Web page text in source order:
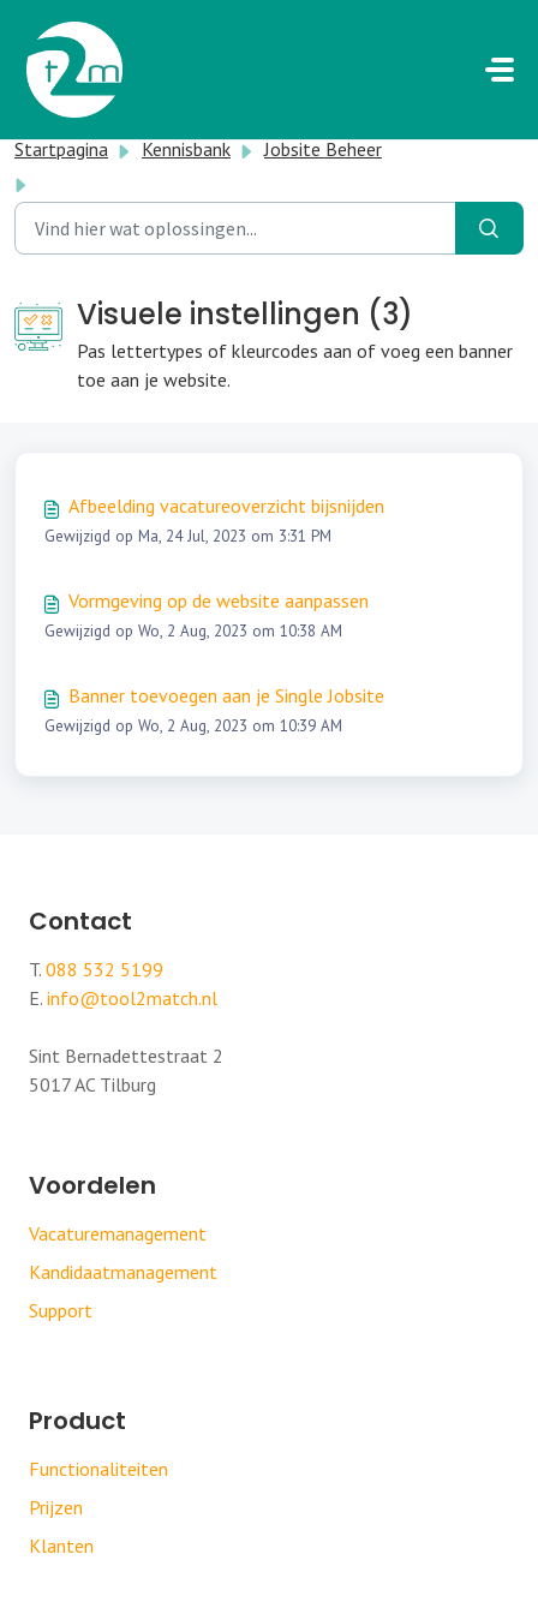
Startpagina Kennisbank
Jobsite Beheer
Visuele instellingen (3)
Pas lettertypes of kleurcodes aan of voeg een banner
toe aan je website.
Afbeelding vacatureoverzicht bijsnijden
Gewijzigd op Ma, 24 Jul, 2023 om 3:31 PM
Vormgeving op de website aanpassen
Gewijzigd op Wo, 2 Aug, 2023 om 10:38 AM
Banner toevoegen aan je Single Jobsite
Gewijzigd op Wo, 2 Aug, 2023 om 10:39 AM
Contact
T. 088 532 5199
E. info@tool2match.nl
Sint Bernadettestraat 2
5017 AC Tilburg
Voordelen
Vacaturemanagement
Kandidaatmanagement
Support
Product
Functionaliteiten
Prijzen
Klanten